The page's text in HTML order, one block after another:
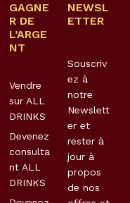
GAGNE
R DE
L’ARGE
NT
Vendre
sur ALL
DRINKS
Devenez
consulta
nt ALL
DRINKS
NEWSL
ETTER
Souscriv
ez à
notre
Newslett
er et
rester à
jour à
propos
de nos